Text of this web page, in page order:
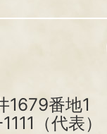
1679番地1
（代表）